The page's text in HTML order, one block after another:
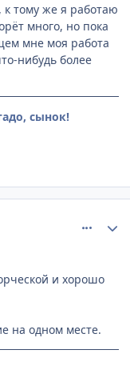
к тому же я работаю
много, но пока
мне моя работа
нибудь более
сынок!
и хорошо
на одном месте.